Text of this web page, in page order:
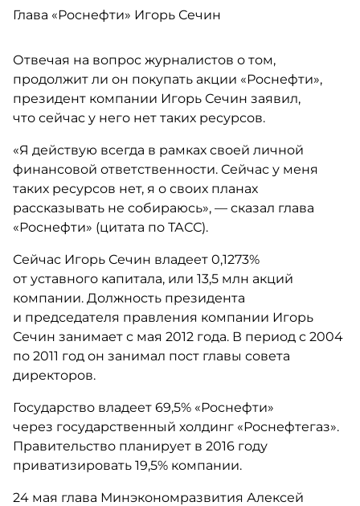
Глава «Роснефти» Игорь Сечин
Отвечая на вопрос журналистов о том,
продолжит ли он покупать акции «Роснефти»,
президент компании Игорь Сечин заявил,
что сейчас у него нет таких ресурсов.
«Я действую всегда в рамках своей личной
финансовой ответственности. Сейчас у меня
таких ресурсов нет, я о своих планах
рассказывать не собираюсь», — сказал глава
«Роснефти» (цитата по ТАСС).
Сейчас Игорь Сечин владеет 0,1273%
от уставного капитала, или 13,5 млн акций
компании. Должность президента
и председателя правления компании Игорь
Сечин занимает с мая 2012 года. В период с 2004
по 2011 год он занимал пост главы совета
директоров.
Государство владеет 69,5% «Роснефти»
через государственный холдинг «Роснефтегаз».
Правительство планирует в 2016 году
приватизировать 19,5% компании.
24 мая глава Минэкономразвития Алексей